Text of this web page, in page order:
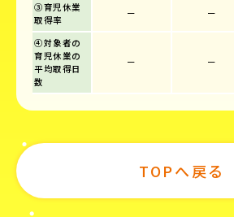
③育児休業
取得率
ー ー
④対象者の
育児休業の
平均取得日
数
ー ー
TOPへ戻る